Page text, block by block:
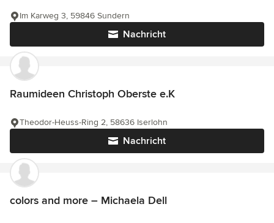
Nachricht
Im Karweg 3, 59846 Sundern
Raumideen Christoph Oberste e.K
Nachricht
Theodor-Heuss-Ring 2, 58636 Iserlohn
colors and more – Michaela Dell